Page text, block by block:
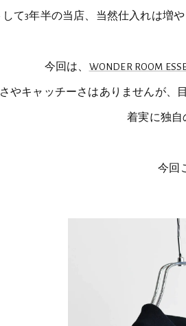
して3年半の当店、当然仕入れは増
今回は、 WONDER ROOM
やキャッチーさはありませんが、
着実に独自
今回